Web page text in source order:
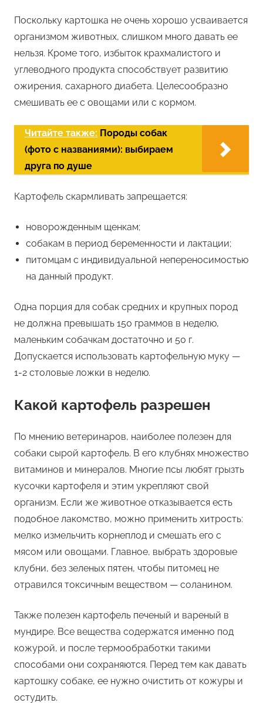
Поскольку картошка не очень хорошо усваивается
организмом животных, слишком много давать ее
нельзя. Кроме того, избыток крахмалистого и
углеводного продукта способствует развитию
ожирения, сахарного диабета. Целесообразно
смешивать ее с овощами или с кормом.
Читайте также: Породы собак
(фото с названиями): выбираем
друга по душе
Картофель скармливать запрещается:
новорожденным щенкам;
собакам в период беременности и лактации;
питомцам с индивидуальной непереносимостью
на данный продукт.
Одна порция для собак средних и крупных пород
не должна превышать 150 граммов в неделю,
маленьким собачкам достаточно и 50 г.
Допускается использовать картофельную муку —
1-2 столовые ложки в неделю.
Какой картофель разрешен
По мнению ветеринаров, наиболее полезен для
собаки сырой картофель. В его клубнях множество
витаминов и минералов. Многие псы любят грызть
кусочки картофеля и этим укрепляют свой
организм. Если же животное отказывается есть
подобное лакомство, можно применить хитрость:
мелко измельчить корнеплод и смешать его с
мясом или овощами. Главное, выбрать здоровые
клубни, без зеленых пятен, чтобы питомец не
отравился токсичным веществом — соланином.
Также полезен картофель печеный и вареный в
мундире. Все вещества содержатся именно под
кожурой, и после термообработки такими
способами они сохраняются. Перед тем как давать
картошку собаке, ее нужно очистить от кожуры и
остудить.